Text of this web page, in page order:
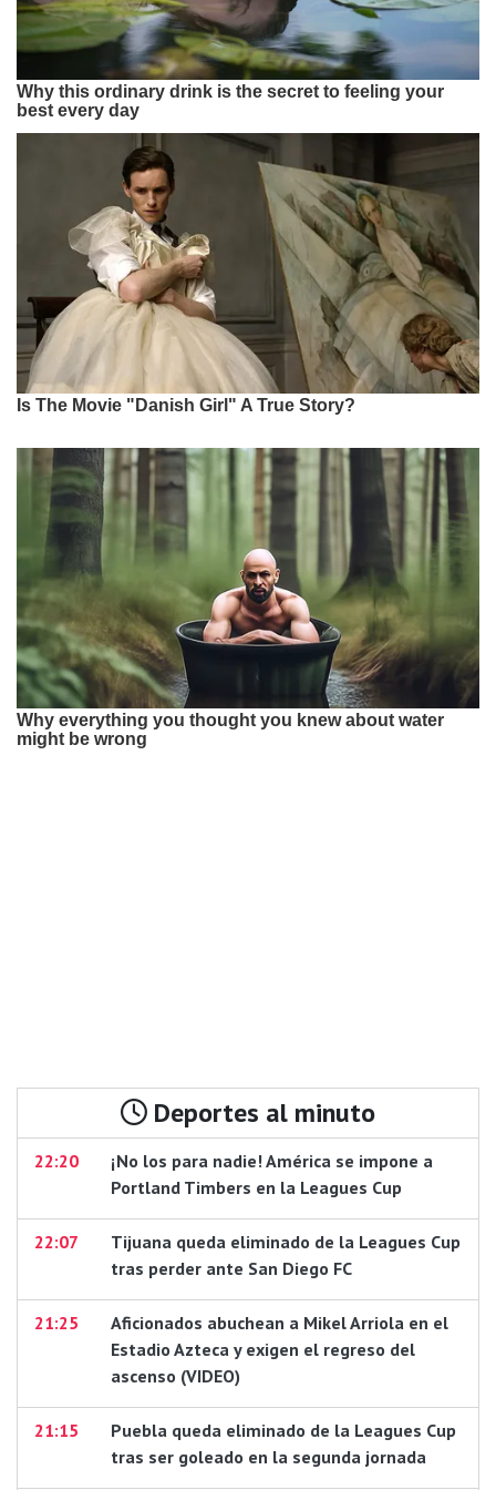
Deportes al minuto
22:20
¡No los para nadie! América se impone a
Portland Timbers en la Leagues Cup
22:07
Tijuana queda eliminado de la Leagues Cup
tras perder ante San Diego FC
21:25
Aficionados abuchean a Mikel Arriola en el
Estadio Azteca y exigen el regreso del
ascenso (VIDEO)
21:15
Puebla queda eliminado de la Leagues Cup
tras ser goleado en la segunda jornada